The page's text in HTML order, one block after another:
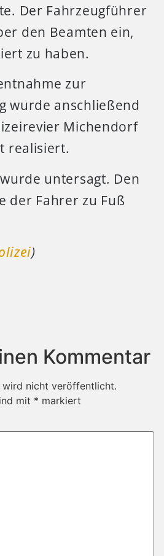
Der Fahrzeugführer
den Beamten ein,
zu haben.
zur
wurde anschließend
Michendorf
realisiert.
untersagt. Den
der Fahrer zu Fuß
)
Kommentar
wird nicht veröffentlicht.
mit * markiert